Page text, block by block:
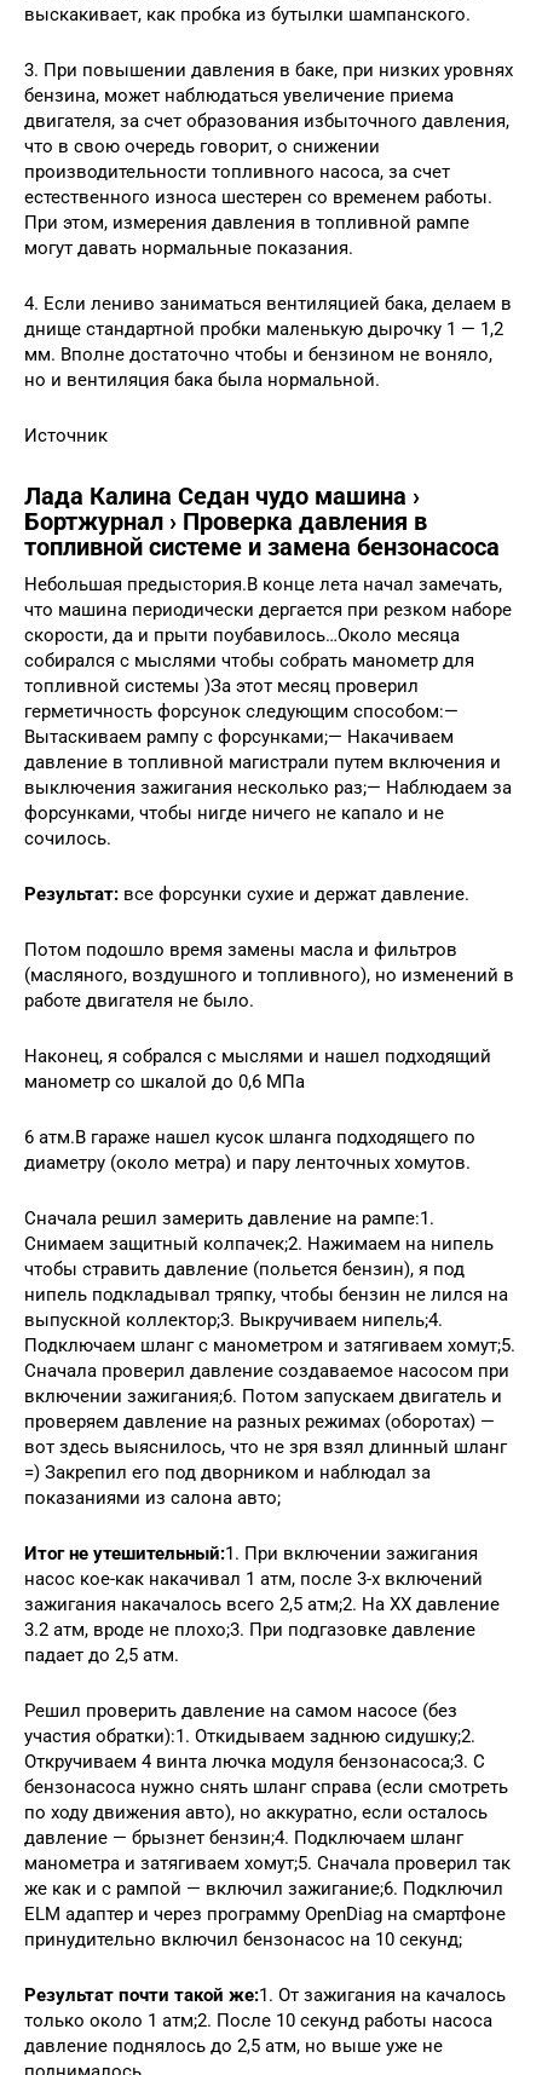
выскакивает, как пробка из бутылки шампанского.
3. При повышении давления в баке, при низких уровнях
бензина, может наблюдаться увеличение приема
двигателя, за счет образования избыточного давления,
что в свою очередь говорит, о снижении
производительности топливного насоса, за счет
естественного износа шестерен со временем работы.
При этом, измерения давления в топливной рампе
могут давать нормальные показания.
4. Если лениво заниматься вентиляцией бака, делаем в
днище стандартной пробки маленькую дырочку 1 — 1,2
мм. Вполне достаточно чтобы и бензином не воняло,
но и вентиляция бака была нормальной.
Источник
Лада Калина Седан чудо машина ›
Бортжурнал › Проверка давления в
топливной системе и замена бензонасоса
Небольшая предыстория.В конце лета начал замечать,
что машина периодически дергается при резком наборе
скорости, да и прыти поубавилось…Около месяца
собирался с мыслями чтобы собрать манометр для
топливной системы )За этот месяц проверил
герметичность форсунок следующим способом:—
Вытаскиваем рампу с форсунками;— Накачиваем
давление в топливной магистрали путем включения и
выключения зажигания несколько раз;— Наблюдаем за
форсунками, чтобы нигде ничего не капало и не
сочилось.
Результат: все форсунки сухие и держат давление.
Потом подошло время замены масла и фильтров
(масляного, воздушного и топливного), но изменений в
работе двигателя не было.
Наконец, я собрался с мыслями и нашел подходящий
манометр со шкалой до 0,6 МПа
6 атм.В гараже нашел кусок шланга подходящего по
диаметру (около метра) и пару ленточных хомутов.
Сначала решил замерить давление на рампе:1.
Снимаем защитный колпачек;2. Нажимаем на нипель
чтобы стравить давление (польется бензин), я под
нипель подкладывал тряпку, чтобы бензин не лился на
выпускной коллектор;3. Выкручиваем нипель;4.
Подключаем шланг с манометром и затягиваем хомут;5.
Сначала проверил давление создаваемое насосом при
включении зажигания;6. Потом запускаем двигатель и
проверяем давление на разных режимах (оборотах) —
вот здесь выяснилось, что не зря взял длинный шланг
=) Закрепил его под дворником и наблюдал за
показаниями из салона авто;
Итог не утешительный:1. При включении зажигания
насос кое-как накачивал 1 атм, после 3-х включений
зажигания накачалось всего 2,5 атм;2. На ХХ давление
3.2 атм, вроде не плохо;3. При подгазовке давление
падает до 2,5 атм.
Решил проверить давление на самом насосе (без
участия обратки):1. Откидываем заднюю сидушку;2.
Откручиваем 4 винта лючка модуля бензонасоса;3. С
бензонасоса нужно снять шланг справа (если смотреть
по ходу движения авто), но аккуратно, если осталось
давление — брызнет бензин;4. Подключаем шланг
манометра и затягиваем хомут;5. Сначала проверил так
же как и с рампой — включил зажигание;6. Подключил
ELM адаптер и через программу OpenDiag на смартфоне
принудительно включил бензонасос на 10 секунд;
Результат почти такой же:1. От зажигания на качалось
только около 1 атм;2. После 10 секунд работы насоса
давление поднялось до 2,5 атм, но выше уже не